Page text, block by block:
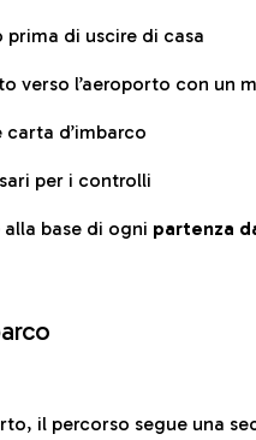
di uscire di casa
verso l’aeroporto con un
d’imbarco
per i controlli
base di ogni partenza
il percorso segue una